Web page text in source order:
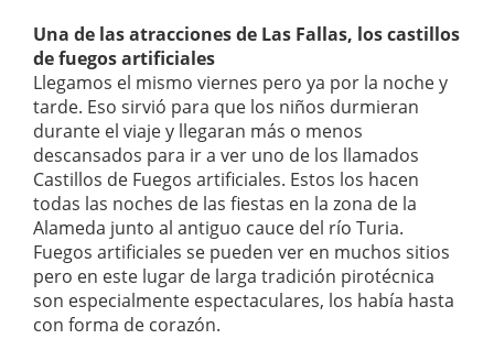
Una de las atracciones de Las Fallas, los castillos
de fuegos artificiales
Llegamos el mismo viernes pero ya por la noche y
tarde. Eso sirvió para que los niños durmieran
durante el viaje y llegaran más o menos
descansados para ir a ver uno de los llamados
Castillos de Fuegos artificiales. Estos los hacen
todas las noches de las fiestas en la zona de la
Alameda junto al antiguo cauce del río Turia.
Fuegos artificiales se pueden ver en muchos sitios
pero en este lugar de larga tradición pirotécnica
son especialmente espectaculares, los había hasta
con forma de corazón.